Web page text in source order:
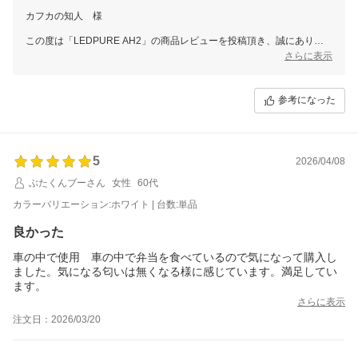
カフカの知人 様
この度は「LEDPURE AH2」の商品レビューを投稿頂き、誠にありが
これからぜひ末永くご愛用いただけますと幸いです。
また、現在当店では全商品対象のレビューキャンペーンを実施しており
しますので
ぜひ次回のご注文時にご利用くださいませ。
ありがとうございました。
さらに表示
参考になった
5
2026/04/08
ぶたくんブーさん
女性
60代
カラーバリエーション:ホワイト | 台数:単品
良かった
車の中で使用 車の中で弁当を食べているので気になって購入し
ました。気になる匂いは無くなる様に感じています。満足してい
ます。
さらに表示
注文日：2026/03/20